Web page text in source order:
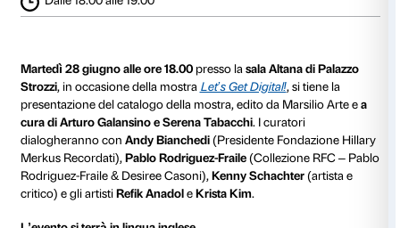
Dettagli
28 giugno 2022